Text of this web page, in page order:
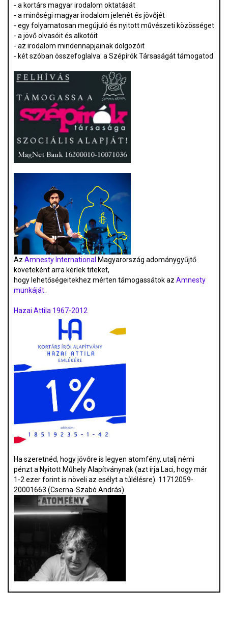
- a kortárs magyar irodalom oktatását
- a minőségi magyar irodalom jelenét és jövőjét
- egy folyamatosan megújuló és nyitott művészeti közösséget
- a jövő olvasóit és alkotóit
- az irodalom mindennapjainak dolgozóit
- két szóban összefoglalva: a Szépírók Társaságát támogatod
Az Amnesty International Magyarország adománygyűjtő
követeként arra kérlek titeket,
hogy lehetőségeitekhez mérten támogassátok az Amnesty
munkáját.
Hazai Attila 1967-2012
Ha szeretnéd, hogy jövőre is legyen atomfény, utalj némi
pénzt a Nyitott Műhely Alapítványnak (azt írja Laci, hogy már
1-2 ezer forint is növeli az esélyt a túlélésre). 11712059-
20001663 (Cserna-Szabó András)